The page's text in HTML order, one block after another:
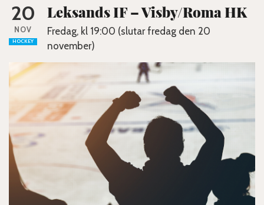
20
NOV
HOCKEY
Leksands IF – Visby/Roma HK
Fredag, kl 19:00 (slutar fredag den 20
november)